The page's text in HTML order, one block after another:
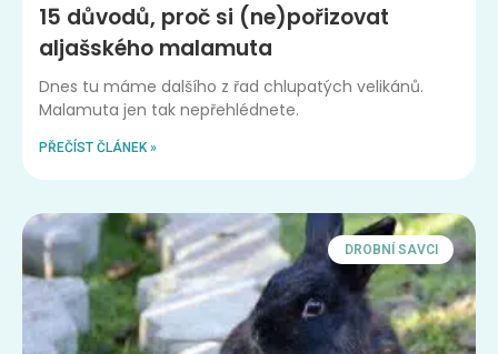
15 důvodů, proč si (ne)pořizovat
aljašského malamuta
Dnes tu máme dalšího z řad chlupatých velikánů.
Malamuta jen tak nepřehlédnete.
PŘEČÍST ČLÁNEK »
DROBNÍ SAVCI